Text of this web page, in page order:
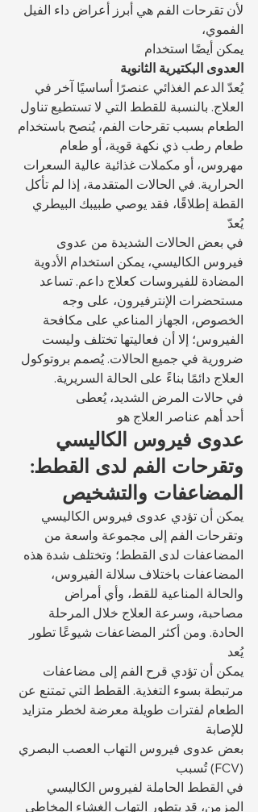
لأن تقرحات الفم هي أبرز أعراض داء الفيل
الفموي،
يمكن أيضًا استخدام
العدوى البكتيرية الثانوية
يُعدّ الدعم الغذائي عنصرًا أساسيًا آخر في
العلاج. بالنسبة للقطط التي لا تستطيع تناول
الطعام بسبب تقرحات الفم، يُنصح باستخدام
طعام رطب ذي نكهة قوية، أو طعام
مهروس، أو مكملات غذائية عالية السعرات
الحرارية. في الحالات المتقدمة، إذا لم تأكل
القطة إطلاقًا، فقد يوصي طبيبك البيطري
يُعدّ
في بعض الحالات الشديدة من عدوى
فيروس الكاليسي، يمكن استخدام الأدوية
المضادة للفيروسات كعلاج داعم. تساعد
مستحضرات الإنترفيرون، على وجه
الخصوص، الجهاز المناعي على مكافحة
الفيروس؛ إلا أن فعاليتها تختلف وليست
ضرورية في جميع الحالات. يُصمم بروتوكول
العلاج دائمًا بناءً على الحالة السريرية.
في حالات المرض الشديد، يُعطى
أحد أهم عناصر العلاج هو
عدوى فيروس الكاليسي
وتقرحات الفم لدى القطط:
المضاعفات والتشخيص
يمكن أن تؤدي عدوى فيروس الكاليسي
وتقرحات الفم إلى مجموعة واسعة من
المضاعفات لدى القطط؛ وتختلف شدة هذه
المضاعفات باختلاف سلالة الفيروس،
والحالة المناعية للقط، وأي أمراض
مصاحبة، وسرعة العلاج خلال المرحلة
الحادة. ومن أكثر المضاعفات شيوعًا تطور
يُعد
يمكن أن تؤدي قرح الفم إلى مضاعفات
مرتبطة بسوء التغذية. القطط التي تمتنع عن
الطعام لفترات طويلة معرضة لخطر متزايد
للإصابة
بعض عدوى فيروس التهاب العصب البصري
(FCV) تُسبب
في القطط الحاملة لفيروس الكاليسي
المزمن، قد يتطور التهاب الغشاء المخاطي